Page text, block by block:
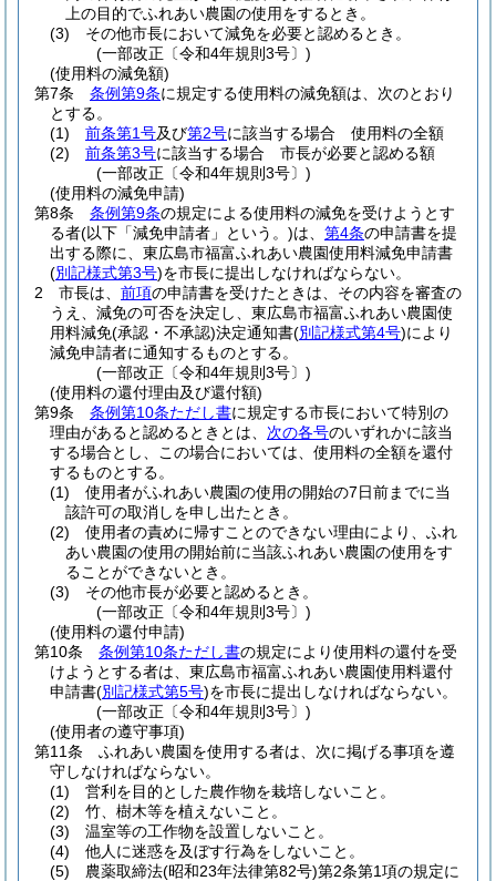
上の目的でふれあい農園の使用をするとき。
(3)
その他市長において減免を必要と認めるとき。
(一部改正〔令和4年規則3号〕)
(使用料の減免額)
第7条
条例第9条に規定する使用料の減免額は、次のとおり
とする。
(1)
前条第1号及び第2号に該当する場合 使用料の全額
(2)
前条第3号に該当する場合 市長が必要と認める額
(一部改正〔令和4年規則3号〕)
(使用料の減免申請)
第8条
条例第9条の規定による使用料の減免を受けようとす
る者(以下「減免申請者」という。)は、 第4条の申請書を提
出する際に、東広島市福富ふれあい農園使用料減免申請書
(別記様式第3号)を市長に提出しなければならない。
2
市長は、 前項の申請書を受けたときは、その内容を審査の
うえ、減免の可否を決定し、東広島市福富ふれあい農園使
用料減免(承認・不承認)決定通知書(別記様式第4号)により
減免申請者に通知するものとする。
(一部改正〔令和4年規則3号〕)
(使用料の還付理由及び還付額)
第9条
条例第10条ただし書に規定する市長において特別の
理由があると認めるときとは、 次の各号のいずれかに該当
する場合とし、この場合においては、使用料の全額を還付
するものとする。
(1)
使用者がふれあい農園の使用の開始の7日前までに当
該許可の取消しを申し出たとき。
(2)
使用者の責めに帰すことのできない理由により、ふれ
あい農園の使用の開始前に当該ふれあい農園の使用をす
ることができないとき。
(3)
その他市長が必要と認めるとき。
(一部改正〔令和4年規則3号〕)
(使用料の還付申請)
第10条
条例第10条ただし書の規定により使用料の還付を受
けようとする者は、東広島市福富ふれあい農園使用料還付
申請書(別記様式第5号)を市長に提出しなければならない。
(一部改正〔令和4年規則3号〕)
(使用者の遵守事項)
第11条
ふれあい農園を使用する者は、次に掲げる事項を遵
守しなければならない。
(1)
営利を目的とした農作物を栽培しないこと。
(2)
竹、樹木等を植えないこと。
(3)
温室等の工作物を設置しないこと。
(4)
他人に迷惑を及ぼす行為をしないこと。
(5)
農薬取締法(昭和23年法律第82号)第2条第1項の規定に